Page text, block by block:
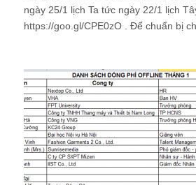
ngày 25/1 lịch Ta tức ngày 22/1 lịch
https://goo.gl/CPE0zO . Để chuẩn bị